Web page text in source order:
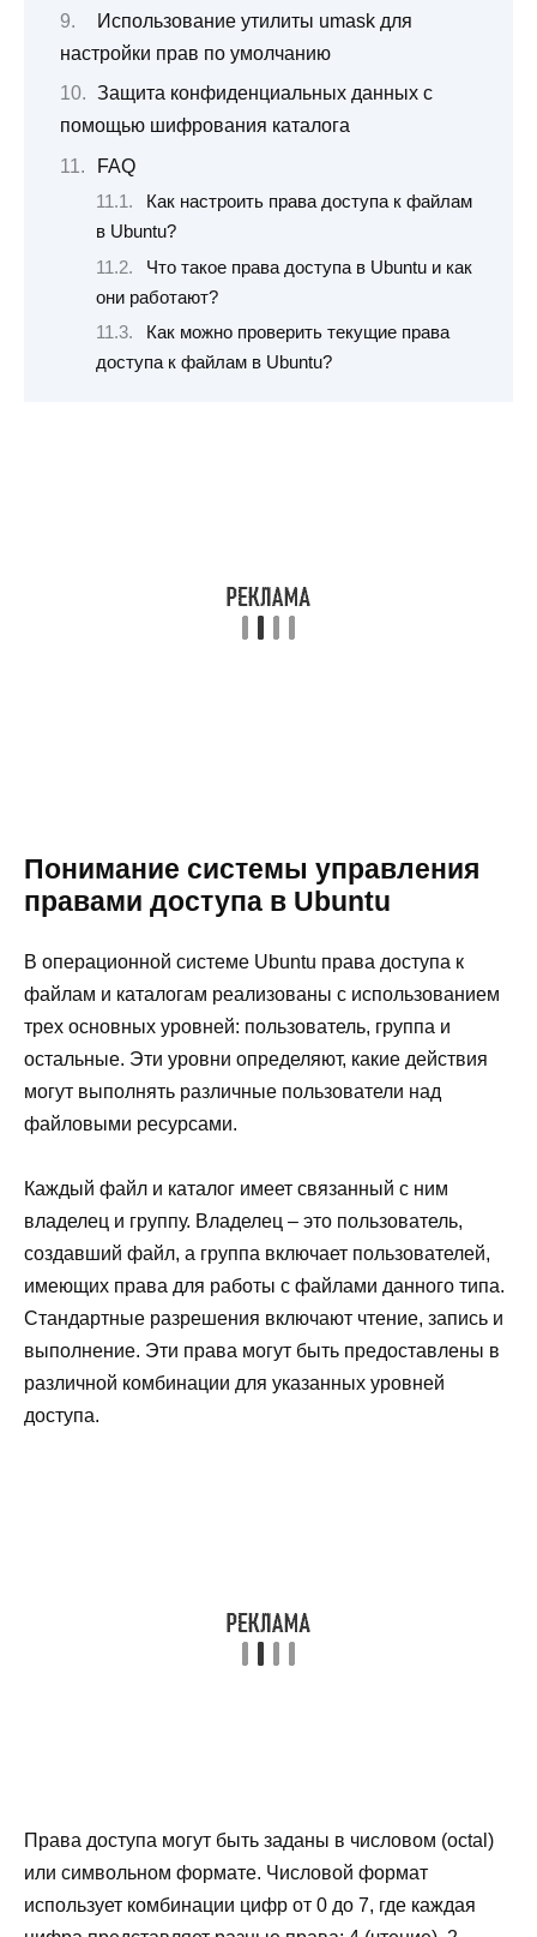
Использование утилиты umask для
настройки прав по умолчанию
Защита конфиденциальных данных с
помощью шифрования каталога
FAQ
Как настроить права доступа к файлам
в Ubuntu?
Что такое права доступа в Ubuntu и как
они работают?
Как можно проверить текущие права
доступа к файлам в Ubuntu?
Понимание системы управления
правами доступа в Ubuntu
В операционной системе Ubuntu права доступа к
файлам и каталогам реализованы с использованием
трех основных уровней: пользователь, группа и
остальные. Эти уровни определяют, какие действия
могут выполнять различные пользователи над
файловыми ресурсами.
Каждый файл и каталог имеет связанный с ним
владелец и группу. Владелец – это пользователь,
создавший файл, а группа включает пользователей,
имеющих права для работы с файлами данного типа.
Стандартные разрешения включают чтение, запись и
выполнение. Эти права могут быть предоставлены в
различной комбинации для указанных уровней
доступа.
Права доступа могут быть заданы в числовом (octal)
или символьном формате. Числовой формат
использует комбинации цифр от 0 до 7, где каждая